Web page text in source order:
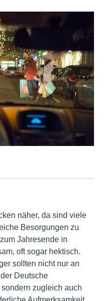
näher, da sind viele
Besorgungen zu
Jahresende in
oft sogar hektisch.
sollten nicht nur an
Deutsche
zugleich auch